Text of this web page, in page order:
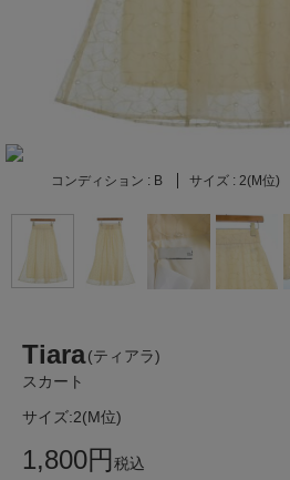
コンディション : B サイズ : 2(M位)
Tiara(ティアラ)
スカート
サイズ:2(M位)
1,800円税込